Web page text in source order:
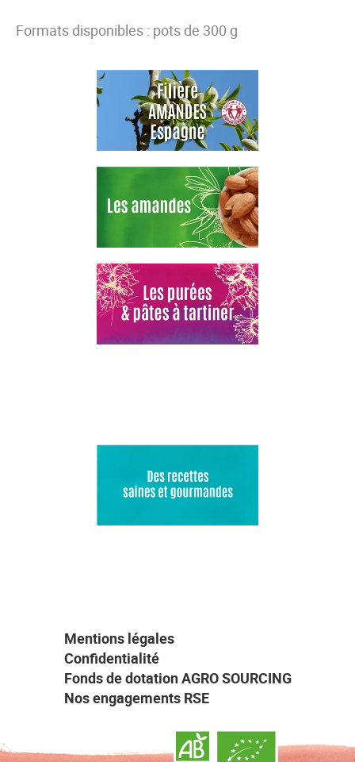
Formats disponibles : pots de 300 g
Mentions légales
Confidentialité
Fonds de dotation AGRO SOURCING
Nos engagements RSE